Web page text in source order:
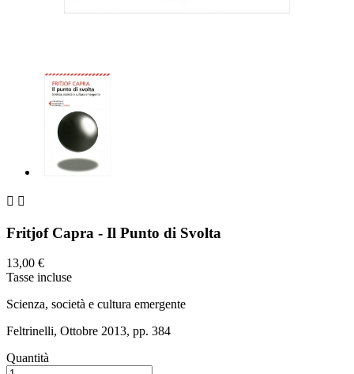
 
Fritjof Capra - Il Punto di Svolta
13,00 €
Tasse incluse
Scienza, società e cultura emergente
Feltrinelli, Ottobre 2013, pp. 384
Quantità